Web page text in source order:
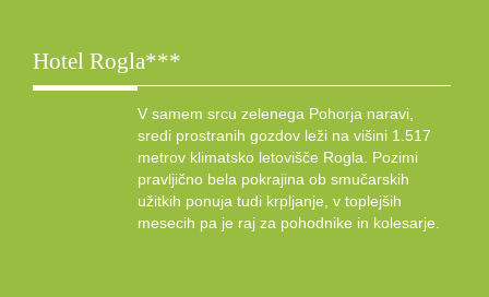
Hotel Rogla***
V samem srcu zelenega Pohorja naravi,
sredi prostranih gozdov leži na višini 1.517
metrov klimatsko letovišče Rogla. Pozimi
pravljično bela pokrajina ob smučarskih
užitkih ponuja tudi krpljanje, v toplejših
mesecih pa je raj za pohodnike in kolesarje.